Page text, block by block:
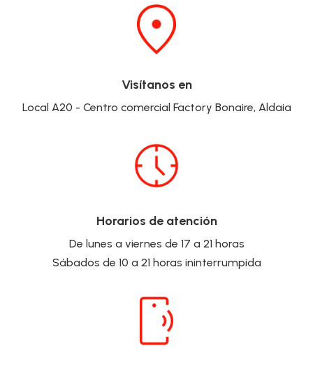
Visítanos en
Local A20 - Centro comercial Factory Bonaire, Aldaia
Horarios de atención
De lunes a viernes de 17 a 21 horas
Sábados de 10 a 21 horas ininterrumpida